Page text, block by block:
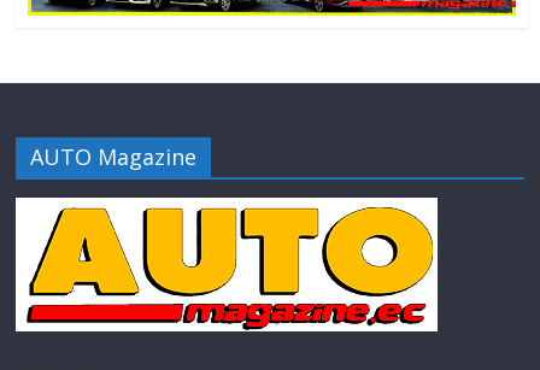
AUTO Magazine